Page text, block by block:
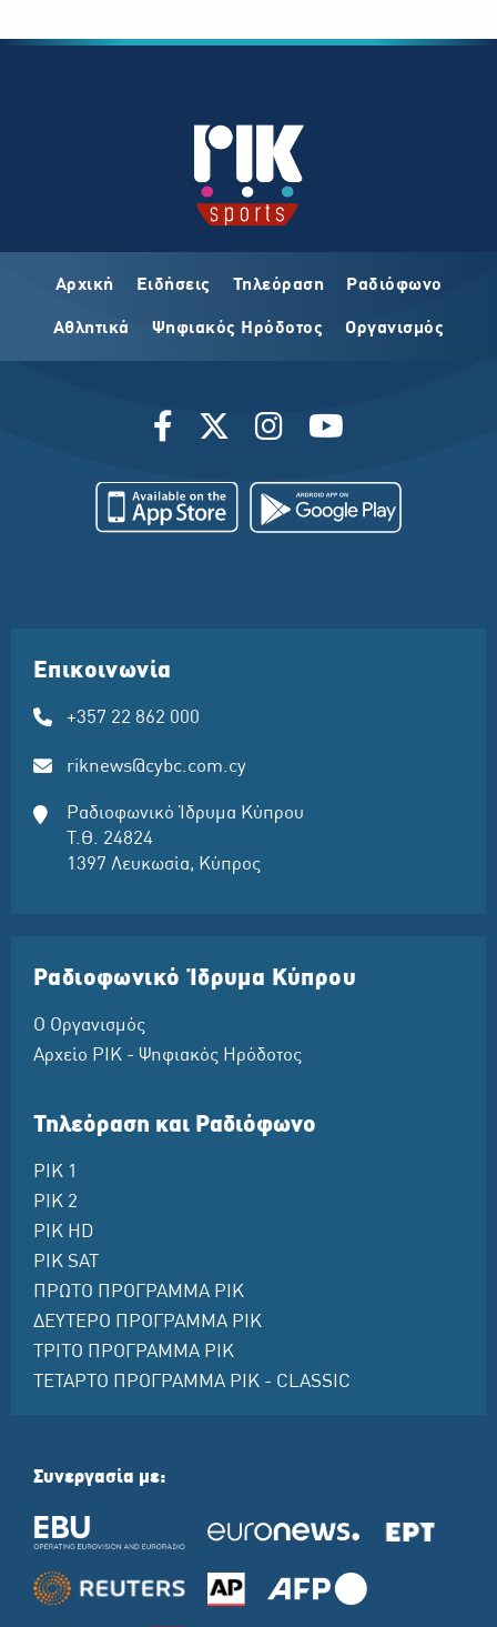
Αρχική Ειδήσεις Τηλεόραση Ραδιόφωνο
Αθλητικά Ψηφιακός Ηρόδοτος Οργανισμός
Επικοινωνία
+357 22 862 000
riknews@cybc.com.cy
Ραδιοφωνικό Ίδρυμα Κύπρου
Τ.Θ. 24824
1397 Λευκωσία, Κύπρος
Ραδιοφωνικό Ίδρυμα Κύπρου
Ο Οργανισμός
Αρχείο ΡΙΚ - Ψηφιακός Ηρόδοτος
Τηλεόραση και Ραδιόφωνο
ΡΙΚ 1
ΡΙΚ 2
ΡΙΚ HD
ΡΙΚ SAT
ΠΡΩΤΟ ΠΡΟΓΡΑΜΜΑ ΡΙΚ
ΔΕΥΤΕΡΟ ΠΡΟΓΡΑΜΜΑ ΡΙΚ
ΤΡΙΤΟ ΠΡΟΓΡΑΜΜΑ ΡΙΚ
ΤΕΤΑΡΤΟ ΠΡΟΓΡΑΜΜΑ ΡΙΚ - CLASSIC
Συνεργασία με: